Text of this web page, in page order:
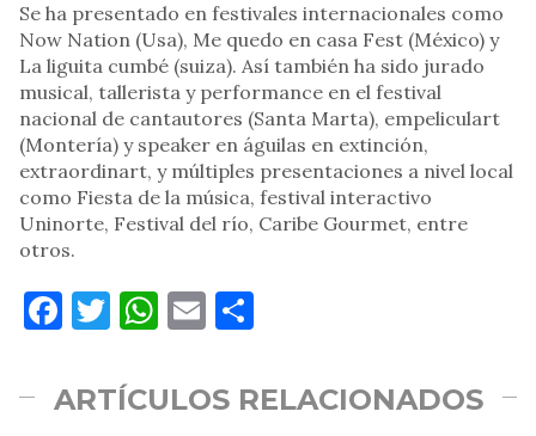
Se ha presentado en festivales internacionales como
Now Nation (Usa), Me quedo en casa Fest (México) y
La liguita cumbé (suiza). Así también ha sido jurado
musical, tallerista y performance en el festival
nacional de cantautores (Santa Marta), empeliculart
(Montería) y speaker en águilas en extinción,
extraordinart, y múltiples presentaciones a nivel local
como Fiesta de la música, festival interactivo
Uninorte, Festival del río, Caribe Gourmet, entre
otros.
Facebook
Twitter
WhatsApp
Email
ARTÍCULOS RELACIONADOS